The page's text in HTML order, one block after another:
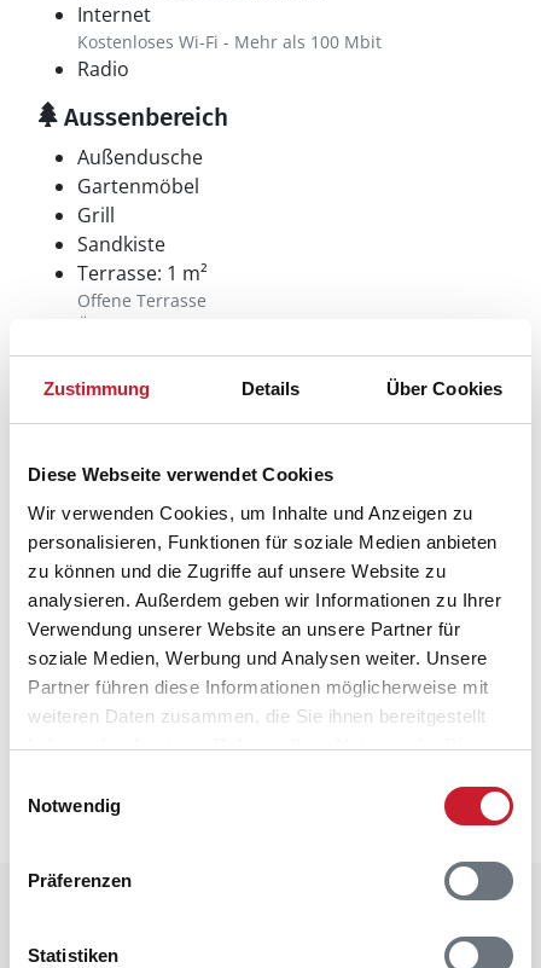
Zustimmung Details Über Cookies
Diese Webseite verwendet Cookies
Wir verwenden Cookies, um Inhalte und Anzeigen zu
personalisieren, Funktionen für soziale Medien anbieten
zu können und die Zugriffe auf unsere Website zu
analysieren. Außerdem geben wir Informationen zu Ihrer
Verwendung unserer Website an unsere Partner für
soziale Medien, Werbung und Analysen weiter. Unsere
Partner führen diese Informationen möglicherweise mit
weiteren Daten zusammen, die Sie ihnen bereitgestellt
haben oder die sie im Rahmen Ihrer Nutzung der Dienste
Notwendig
Präferenzen
Statistiken
Internet
Kostenloses Wi-Fi - Mehr als 100 Mbit
Radio
Aussenbereich
Außendusche
Gartenmöbel
Grill
Sandkiste
Terrasse: 1 m²
Offene Terrasse
Überdachte Terrasse
Kinderbett
Das Aufladen von Elektroautos ist nicht
erlaubt
Wärmepumpe
Ohne Kühlfunktion
Neben- und Verbrauchskosten
Die aktuellen Verbrauchskosten finden Sie im